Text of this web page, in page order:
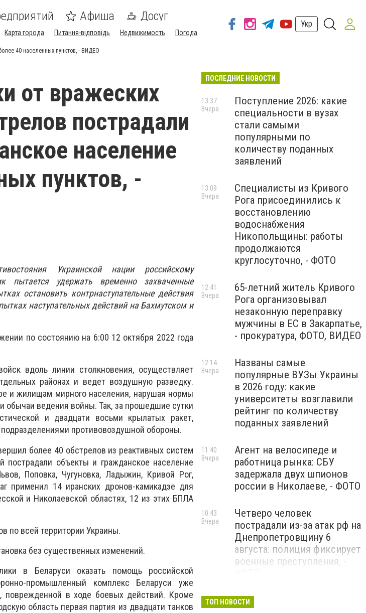
Афиша Досуг
Карта города Питання-відповідь Недвижимость Погода
Укр
40 населенных пунктов, - ВИДЕО
от вражеских
пострадали
население
пунктов, -
Украинской нации российскому
пытается удержать временно захваченные
остановить контрнаступательные действия
наступательных действий на Бахмутском и
по состоянию на 6:00 12 октября 2022 года
вдоль линии столкновения, осуществляет
районах и ведет воздушную разведку.
и жилищам мирного населения, нарушая нормы
обычаи ведения войны. Так, за прошедшие сутки
и двадцати восьми крылатых ракет,
противовоздушной обороны.
более 40 обстрелов из реактивных систем
пострадали объекты и гражданское население
Поповка, Чугуновка, Ладыжин, Кривой Рог,
применил 14 иранских дронов-камикадзе для
и Николаевской областях, 12 из этих БПЛА
по всей территории Украины.
без существенных изменений.
в Беларуси оказать помощь российской
промышленный комплекс Беларуси уже
поврежденной в ходе боевых действий. Кроме
область первая партия из двадцати танков
ПОСЛЕДНИЕ НОВОСТИ
Поступление 2026: какие
специальности в вузах
стали самыми
популярными по
количеству поданных
заявлений
13:37
Вчера
Специалисты из Кривого
Рога присоединились к
восстановлению
водоснабжения
Никопольщины: работы
продолжаются
круглосуточно, - ФОТО
13:09
Вчера
65-летний житель Кривого
Рога организовывал
незаконную переправку
мужчины в ЕС в Закарпатье,
- прокуратура, ФОТО, ВИДЕО
12:41
Вчера
Названы самые
популярные ВУЗы Украины
в 2026 году: какие
университеты возглавили
рейтинг по количеству
поданных заявлений
12:14
Вчера
Агент на велосипеде и
работница рынка: СБУ
задержала двух шпионов
россии в Николаеве, - ФОТО
11:40
Вчера
Четверо человек
пострадали из-за атак рф на
Днепропетровщину 6
августа: полиция фиксирует
военные преступления, -
10:43
Вчера
Ночью россияне атаковали
09:08
Вчера
ТОП НОВОСТИ